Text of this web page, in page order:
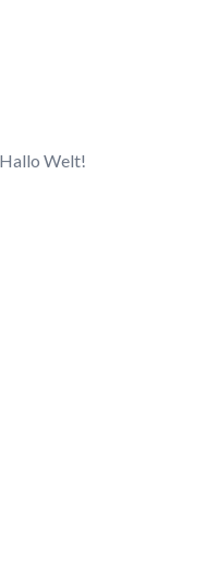
Hallo Welt!